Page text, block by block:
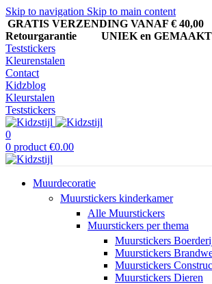
Skip to navigation Skip to main content
GRATIS VERZENDING VANAF € 40,00
Retourgarantie UNIEK en GEMAAKT
Teststickers
Kleurenstalen
Contact
Kidzblog
Kleurstalen
Teststickers
0
0 product €0.00
Muurdecoratie
Muurstickers kinderkamer
Alle Muurstickers
Muurstickers per thema
Muurstickers
Muurstickers
Muurstickers
Muurstickers Dieren